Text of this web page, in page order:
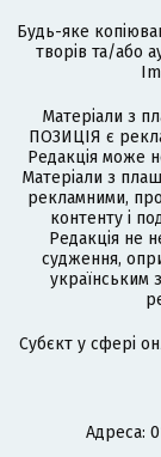
Будь-яке
творів та/або
Матеріали з
ПОЗИЦІЯ є
Редакція може
Матеріали з
рекламними,
контенту і
Редакція не
судження,
українським
Cубєкт у сфері
Адреса: